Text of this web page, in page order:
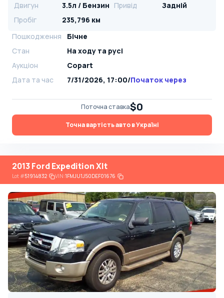
Двигун 3.5л / Бензин Привід
Задній
Пробіг
235,796 км
Пошкодження
Бічне
Стан
На ​​ходу та русі
Аукціон
Copart
Дата та час
7/31/2026, 17:00/Початок через
Поточна ставка$0
Точна вартість авто в Україні
2013 Ford Expedition Xlt
Lot#51914832 VIN:1FMJU1J50DEF01676